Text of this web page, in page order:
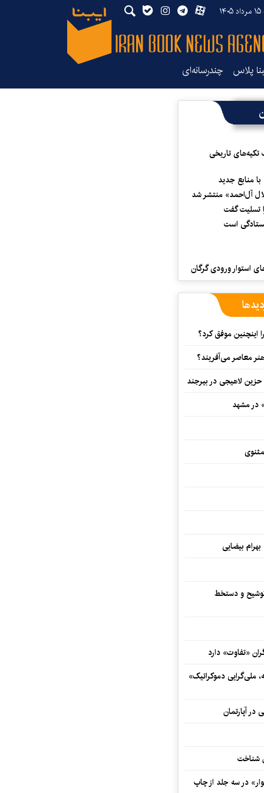
پلاس چندرسانه‌ای
تکیه‌های تاریخی
منابع جدید
آل‌احمد» منتشر شد
تسلیت گفت
است
استوار ورودی گرگان
اینچنین موفق کرد؟
معاصر می‌آفریند؟
لاهیجی در بیرجند
در مشهد
بیضایی
و دستخط
«تفاوت» دارد
ملی‌گرایی دموکراتیک»
در آپارتمان
شناخت
در سه جلد از چاپ